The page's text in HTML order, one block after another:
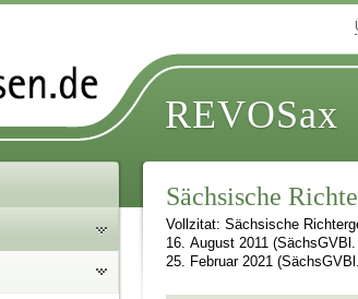
REVOSax
Sächsische
Vollzitat: Sächsische
16. August 2011
25. Februar 2021